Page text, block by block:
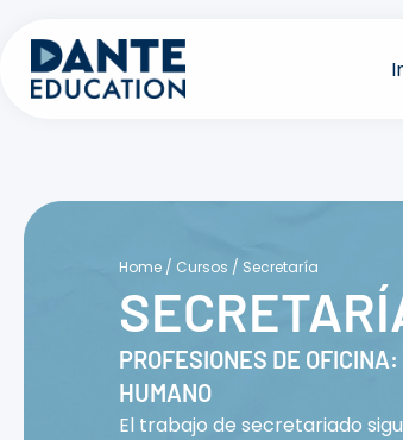
contenido
Home / Cursos / Secretaría
PROFESIONES DE
HUMANO
El trabajo de secretariado